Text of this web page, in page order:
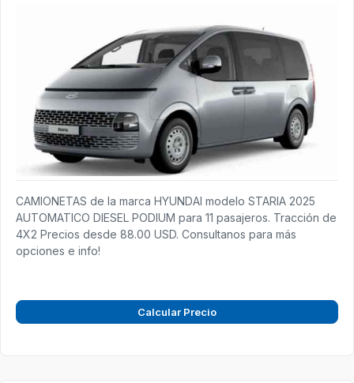
CAMIONETAS de la marca HYUNDAI modelo STARIA 2025
AUTOMATICO DIESEL PODIUM para 11 pasajeros. Tracción de
4X2 Precios desde 88.00 USD. Consultanos para más
opciones e info!
Calcular Precio